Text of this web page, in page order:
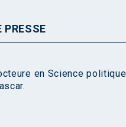
PRESSE
en Science